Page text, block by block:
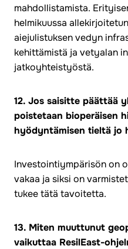
mahdollistamista.
helmikuussa
aiejulistuksen vedyn
kehittämistä ja vetyalan
jatkoyhteistyöstä.
12. Jos saisitte päättää
poistetaan bioperäisen
hyödyntämisen tieltä jo
Investointiympärisön on
vakaa ja siksi on
tukee tätä tavoitetta.
13. Miten muuttunut
vaikuttaa ResilEast-